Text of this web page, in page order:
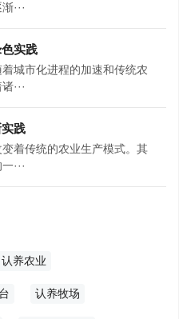
···
实践
城市化进程的加速和传统农
···
践
着传统的农业生产模式。其
···
认养农业
认养牧场